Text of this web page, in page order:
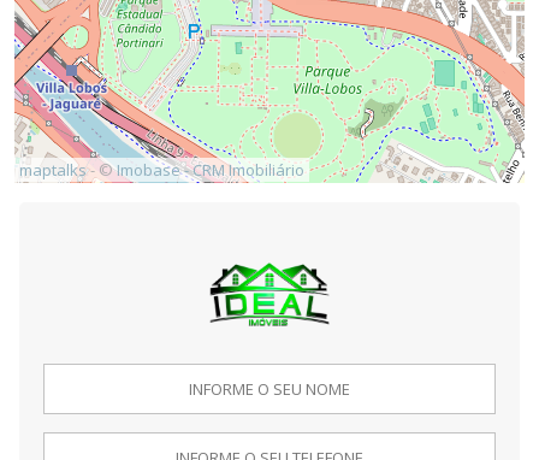
maptalks- ©Imobase - CRM Imobiliário